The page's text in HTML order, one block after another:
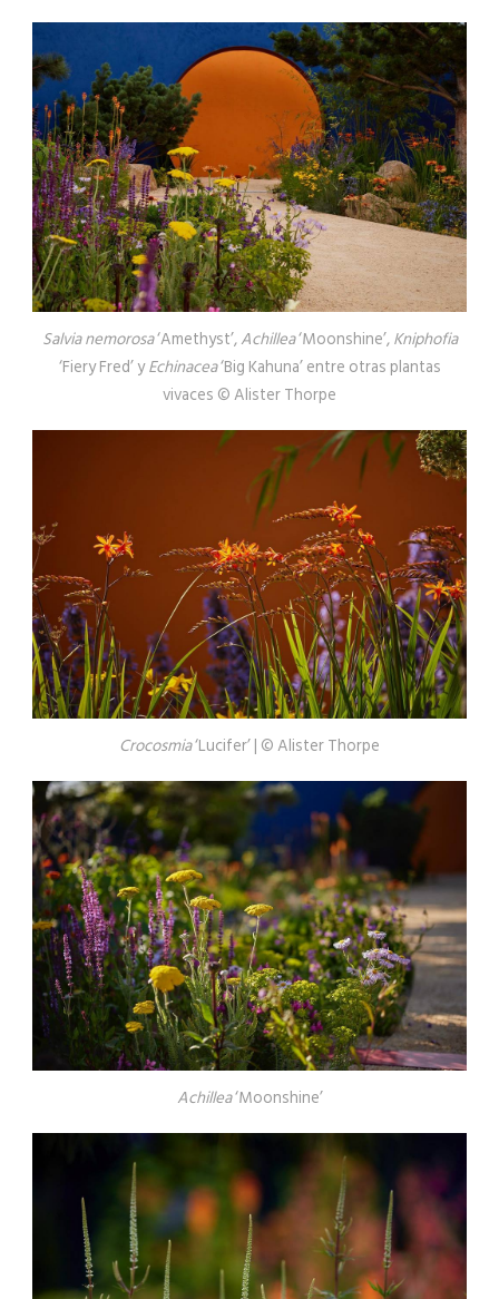
Salvia nemorosa‘Amethyst’,Achillea‘Moonshine’,Kniphofia
‘Fiery Fred’ yEchinacea‘Big Kahuna’ entre otras plantas
vivaces © Alister Thorpe
Crocosmia‘Lucifer’ | © Alister Thorpe
Achillea‘Moonshine’